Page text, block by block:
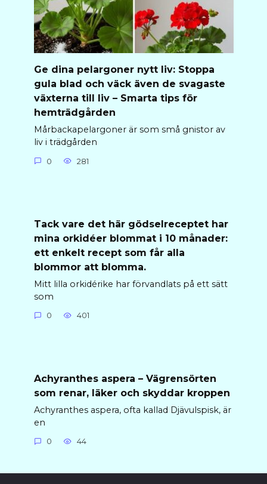
Ge dina pelargoner nytt liv: Stoppa
gula blad och väck även de svagaste
växterna till liv – Smarta tips för
hemträdgården
Mårbackapelargoner är som små gnistor av
liv i trädgården
0 281
Tack vare det här gödselreceptet har
mina orkidéer blommat i 10 månader:
ett enkelt recept som får alla
blommor att blomma.
Mitt lilla orkidérike har förvandlats på ett sätt
som
0 401
Achyranthes aspera – Vägrensörten
som renar, läker och skyddar kroppen
Achyranthes aspera, ofta kallad Djävulspisk, är
en
0 44